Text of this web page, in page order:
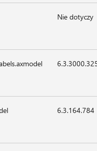
Nie dotyczy
6.3.164.784